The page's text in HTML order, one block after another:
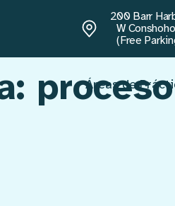
200 Barr
W
(Free
Áreas de